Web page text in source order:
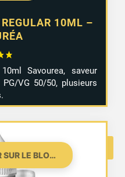
10ML –
Savourea, saveur
VG 50/50, plusieurs